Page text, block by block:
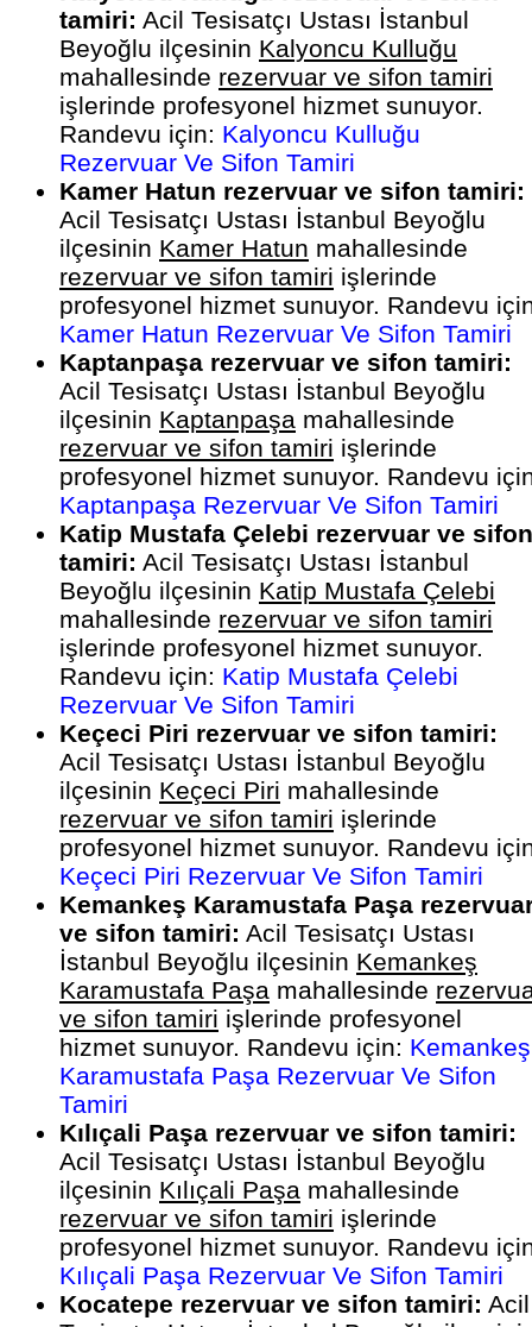
tamiri: Acil Tesisatçı Ustası İstanbul
Beyoğlu ilçesinin Kalyoncu Kulluğu
mahallesinde rezervuar ve sifon tamiri
işlerinde profesyonel hizmet sunuyor.
Randevu için: Kalyoncu Kulluğu
Rezervuar Ve Sifon Tamiri
Kamer Hatun rezervuar ve sifon tamiri:
Acil Tesisatçı Ustası İstanbul Beyoğlu
ilçesinin Kamer Hatun mahallesinde
rezervuar ve sifon tamiri işlerinde
profesyonel hizmet sunuyor. Randevu
Kamer Hatun Rezervuar Ve Sifon Tamiri
Kaptanpaşa rezervuar ve sifon tamiri:
Acil Tesisatçı Ustası İstanbul Beyoğlu
ilçesinin Kaptanpaşa mahallesinde
rezervuar ve sifon tamiri işlerinde
profesyonel hizmet sunuyor. Randevu
Kaptanpaşa Rezervuar Ve Sifon Tamiri
Katip Mustafa Çelebi rezervuar ve sifon
tamiri: Acil Tesisatçı Ustası İstanbul
Beyoğlu ilçesinin Katip Mustafa Çelebi
mahallesinde rezervuar ve sifon tamiri
işlerinde profesyonel hizmet sunuyor.
Randevu için: Katip Mustafa Çelebi
Rezervuar Ve Sifon Tamiri
Keçeci Piri rezervuar ve sifon tamiri:
Acil Tesisatçı Ustası İstanbul Beyoğlu
ilçesinin Keçeci Piri mahallesinde
rezervuar ve sifon tamiri işlerinde
profesyonel hizmet sunuyor. Randevu
Keçeci Piri Rezervuar Ve Sifon Tamiri
Kemankeş Karamustafa Paşa
ve sifon tamiri: Acil Tesisatçı Ustası
İstanbul Beyoğlu ilçesinin Kemankeş
Karamustafa Paşa mahallesinde
ve sifon tamiri işlerinde profesyonel
hizmet sunuyor. Randevu için: Kemankeş
Karamustafa Paşa Rezervuar Ve Sifon
Tamiri
Kılıçali Paşa rezervuar ve sifon tamiri:
Acil Tesisatçı Ustası İstanbul Beyoğlu
ilçesinin Kılıçali Paşa mahallesinde
rezervuar ve sifon tamiri işlerinde
profesyonel hizmet sunuyor. Randevu
Kılıçali Paşa Rezervuar Ve Sifon Tamiri
Kocatepe rezervuar ve sifon tamiri: Acil